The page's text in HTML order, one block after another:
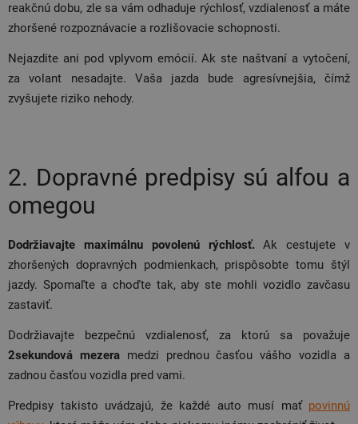
reakčnú dobu, zle sa vám odhaduje rýchlosť, vzdialenosť a máte
zhoršené rozpoznávacie a rozlišovacie schopnosti.
Nejazdite ani pod vplyvom emócií. Ak ste naštvaní a vytočení,
za volant nesadajte. Vaša jazda bude agresívnejšia, čímž
zvyšujete riziko nehody.
2. Dopravné predpisy sú alfou a
omegou
Dodržiavajte maximálnu povolenú rýchlosť. Ak cestujete v
zhoršených dopravných podmienkach, prispôsobte tomu štýl
jazdy. Spomaľte a choďte tak, aby ste mohli vozidlo zavčasu
zastaviť.
Dodržiavajte bezpečnú vzdialenosť, za ktorú sa považuje
2sekundová mezeramedzi prednou časťou vášho vozidla a
zadnou časťou vozidla pred vami.
Predpisy takisto uvádzajú, že každé auto musí mať povinnú